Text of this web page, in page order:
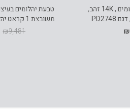
תליון אבן אמרלד סינטטי ויהלומים , 14K זהב,
₪
משובצת 1 קראט יהלומים, דגם RD1398
₪9,481